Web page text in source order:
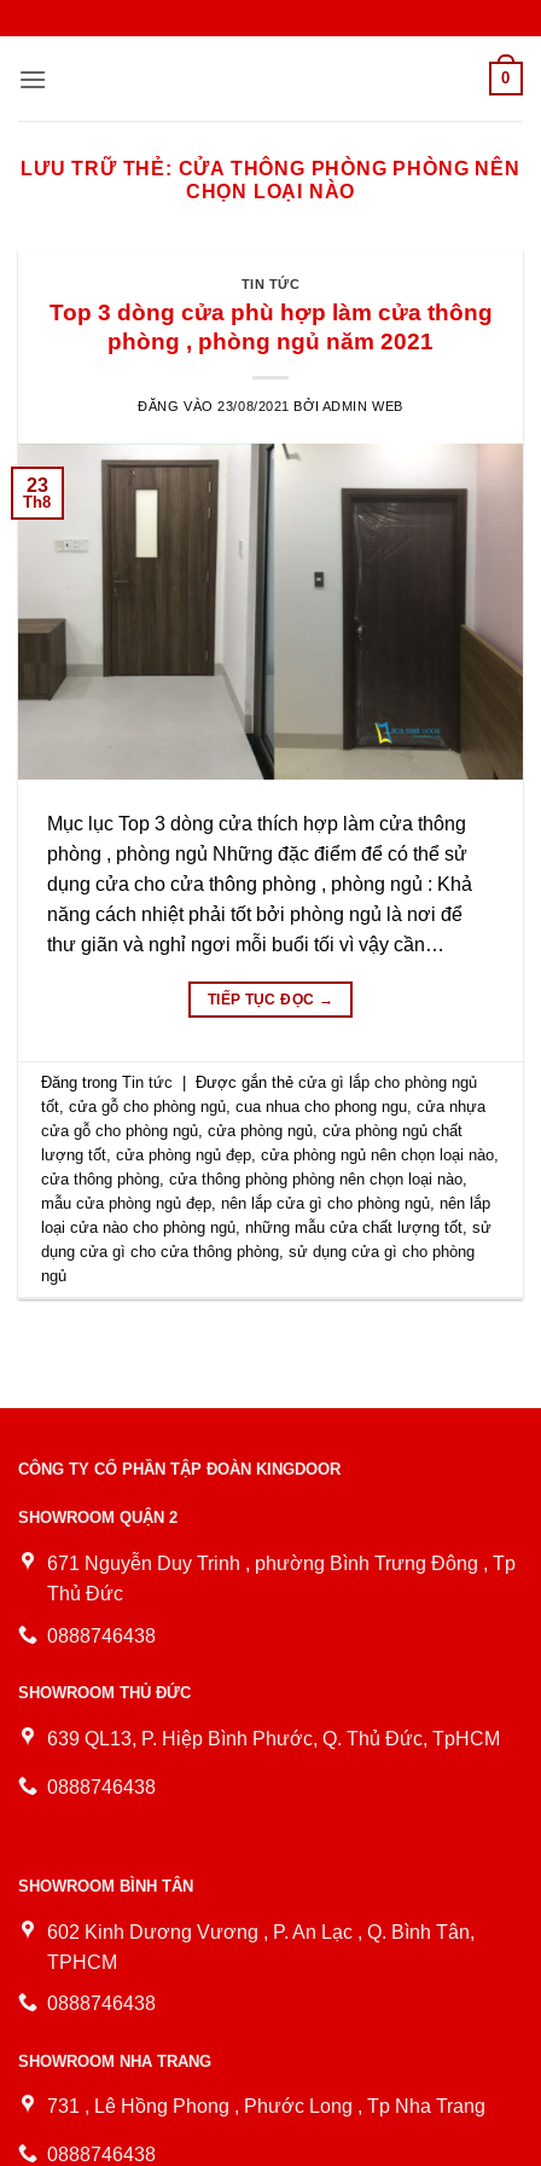
nội
0
LƯU TRỮ THẺ: CỬA THÔNG PHÒNG PHÒNG NÊN
CHỌN LOẠI NÀO
TIN TỨC
Top 3 dòng cửa phù hợp làm cửa thông
phòng , phòng ngủ năm 2021
ĐĂNG VÀO23/08/2021 BỞI ADMIN WEB
23
Th8
Mục lục Top 3 dòng cửa thích hợp làm cửa thông
phòng , phòng ngủ Những đặc điểm để có thể sử
dụng cửa cho cửa thông phòng , phòng ngủ : Khả
năng cách nhiệt phải tốt bởi phòng ngủ là nơi để
thư giãn và nghỉ ngơi mỗi buổi tối vì vậy cần…
TIẾP TỤC ĐỌC →
Đăng trongTin tức | Được gắn thẻcửa gì lắp cho phòng ngủ
tốt ,cửa gỗ cho phòng ngủ ,cua nhua cho phong ngu ,cửa nhựa
cửa gỗ cho phòng ngủ ,cửa phòng ngủ ,cửa phòng ngủ chất
lượng tốt ,cửa phòng ngủ đẹp ,cửa phòng ngủ nên chọn loại nào
cửa thông phòng ,cửa thông phòng phòng nên chọn loại nào
mẫu cửa phòng ngủ đẹp ,nên lắp cửa gì cho phòng ngủ ,nên lắp
loại cửa nào cho phòng ngủ ,những mẫu cửa chất lượng tốt ,sử
dụng cửa gì cho cửa thông phòng ,sử dụng cửa gì cho phòng
ngủ
CÔNG TY CỔ PHẦN TẬP ĐOÀN KINGDOOR
SHOWROOM QUẬN 2
671 Nguyễn Duy Trinh , phường Bình Trưng Đông , Tp
Thủ Đức
0888746438
SHOWROOM THỦ ĐỨC
639 QL13, P. Hiệp Bình Phước, Q. Thủ Đức, TpHCM
0888746438
SHOWROOM BÌNH TÂN
602 Kinh Dương Vương , P. An Lạc , Q. Bình Tân,
TPHCM
0888746438
SHOWROOM NHA TRANG
731 , Lê Hồng Phong , Phước Long , Tp Nha Trang
0888746438